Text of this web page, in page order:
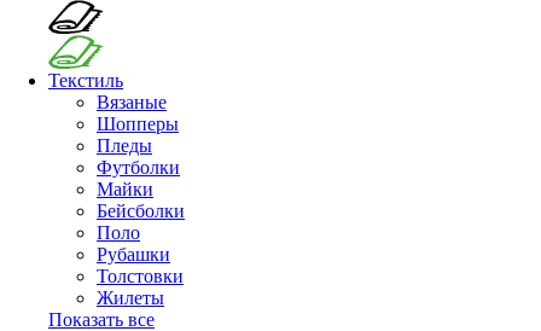
Текстиль
Вязаные
Шопперы
Пледы
Футболки
Майки
Бейсболки
Поло
Рубашки
Толстовки
Жилеты
Показать все